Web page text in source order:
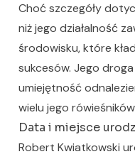
Choć szczegóły
niż jego działalność
środowisku, które
sukcesów. Jego
umiejętność
wielu jego
Data i miejsce
Robert Kwiatkowski